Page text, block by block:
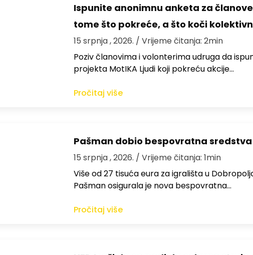
Ispunite anonimnu anketa za
tome što pokreće, a što koči
15 srpnja , 2026. / Vrijeme čitanja: 2min
Poziv članovima i volonterima udruga da
projekta MotIKA Ljudi koji pokreću akcije…
Pročitaj više
Pašman dobio bespovratna
15 srpnja , 2026. / Vrijeme čitanja: 1min
Više od 27 tisuća eura za igrališta u
Pašman osigurala je nova bespovratna…
Pročitaj više